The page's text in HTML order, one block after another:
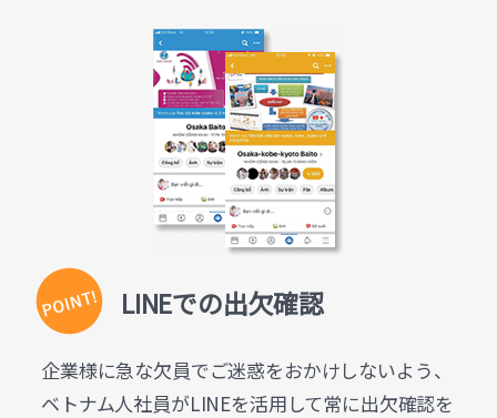
LINEでの出欠確認
企業様に急な欠員でご迷惑をおかけしないよう、
ベトナム人社員がLINEを活用して常に出欠確認を